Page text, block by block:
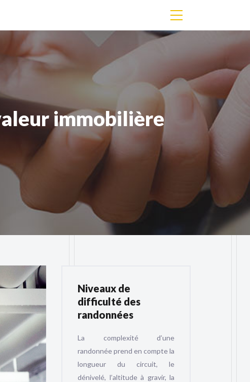
immobilière
Niveaux de
difficulté des
randonnées
La complexité d’une
randonnée prend en compte la
longueur du circuit, le
dénivelé, l’altitude à gravir, la